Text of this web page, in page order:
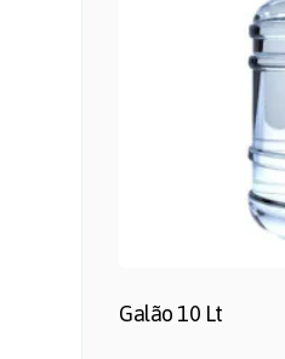
Galão 10 Lt